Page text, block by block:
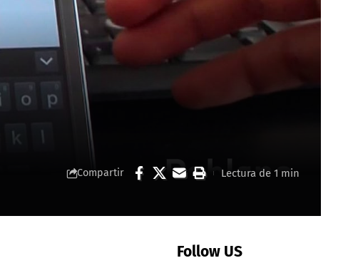
Compartir Lectura de 1 min
Follow US